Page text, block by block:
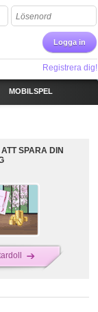
Lösenord
Logga in
Registrera dig!
MOBILSPEL
SPARA DIN